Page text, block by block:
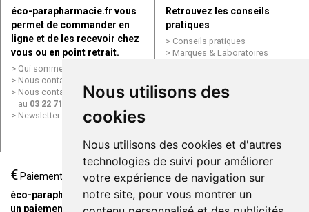
Nous utilisons des
cookies
Nous utilisons des cookies et d'autres
technologies de suivi pour améliorer
votre expérience de navigation sur
notre site, pour vous montrer un
éco-parapharmacie.fr vous
permet de commander en
ligne et de les recevoir chez
vous ou en point retrait.
Qui sommes nous ?
Nous contacter par e-mail
Nous contacter par téléphone
au 03 22 71 64 10
Newsletter
Retrouvez les conseils
pratiques
Conseils pratiques
Marques & Laboratoires
Mentions légales
Données personnelles
ligne
€Paiement
éco-parapharmacie.fr offre
un paiement entièrement
Livraison / Point retrait
Commandez en ligne et
recevez votre commande